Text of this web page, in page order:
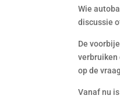
Wie
discussie
De
verbruiken
op de
Vanaf nu